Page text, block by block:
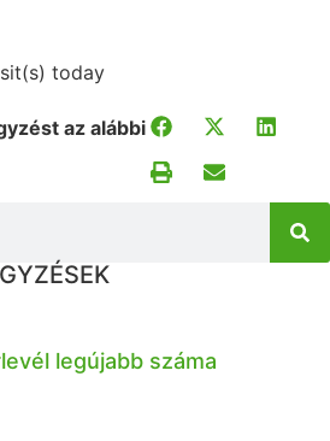
today
az alábbi
legújabb száma